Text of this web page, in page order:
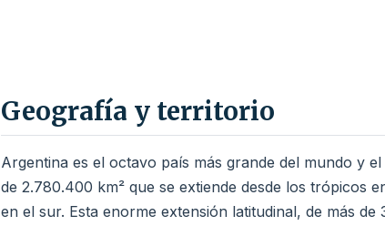
Geografía y territorio
Argentina es el octavo país más grande del mundo y
de 2.780.400 km² que se extiende desde los trópicos
en el sur. Esta enorme extensión latitudinal, de más